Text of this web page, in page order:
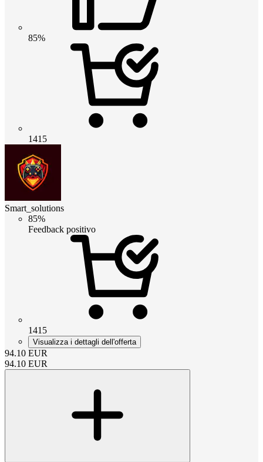
85%
1415
Smart_solutions
85%
Feedback positivo
1415
Visualizza i dettagli dell'offerta
94.10 EUR
94.10 EUR